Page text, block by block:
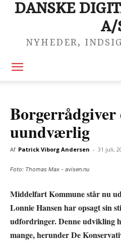
DANSKE
A/
NYHEDER,
Borgerrådgiver
uundværlig
Af Patrick Viborg Andersen - 31 juli,
Foto: Thomas Max - avisen.nu
Middelfart Kommune står nu
Lonnie Hansen har opsagt sin
udfordringer. Denne udvikling
mange, herunder De